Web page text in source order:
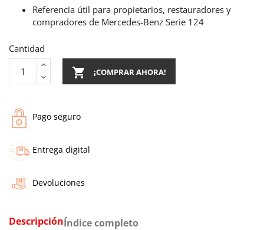
Referencia útil para propietarios, restauradores y
compradores de Mercedes-Benz Serie 124
Cantidad
 ¡COMPRAR AHORA!
Pago seguro
Entrega digital
Devoluciones
DescripciónÍndice completo